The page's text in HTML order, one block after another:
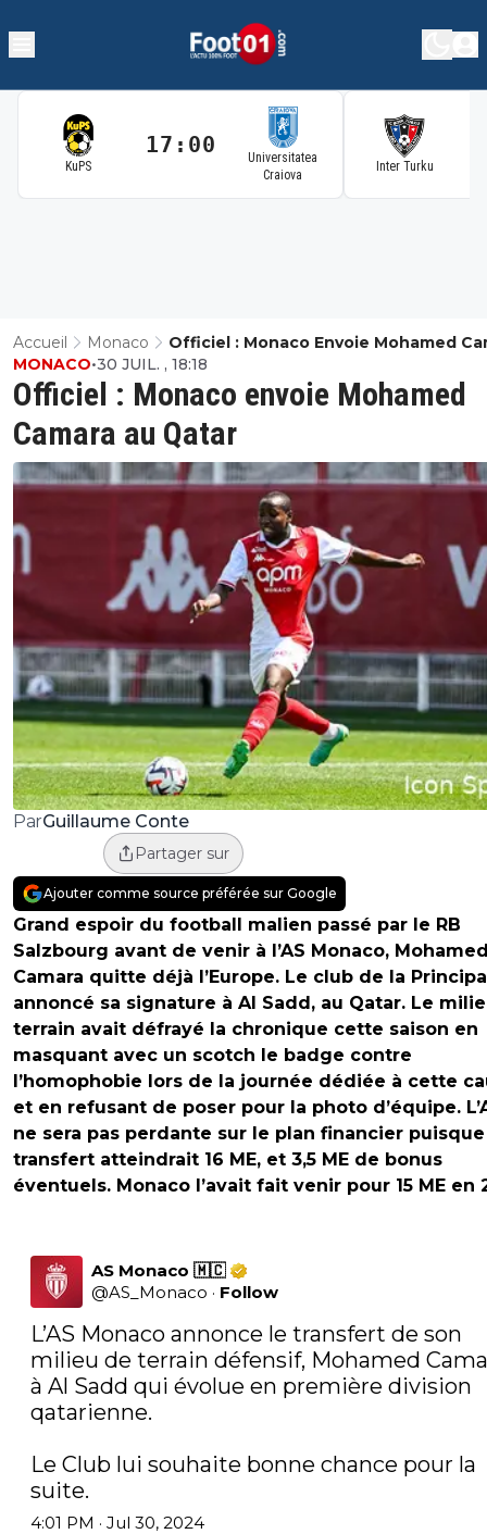
KuPS
17:00
Universitatea
Craiova
Inter Turku
Accueil Monaco
Officiel : Monaco Envoie Mohamed
Au Qatar
Officiel : Monaco envoie Mohamed
Camara au Qatar
MONACO•30 JUIL. , 18:18
ParGuillaume Conte
Partager sur
Ajouter comme source préférée sur Google
Grand espoir du football malien passé par le RB
Salzbourg avant de venir à l’AS Monaco,
Camara quitte déjà l’Europe. Le club de la
annoncé sa signature à Al Sadd, au Qatar. Le
terrain avait défrayé la chronique cette saison en
masquant avec un scotch le badge contre
l’homophobie lors de la journée dédiée à cette
et en refusant de poser pour la photo d’équipe.
ne sera pas perdante sur le plan financier
transfert atteindrait 16 ME, et 3,5 ME de bonus
éventuels. Monaco l’avait fait venir pour 15 ME en
AS Monaco 🇲🇨
@AS_Monaco · Follow
L’AS Monaco annonce le transfert de son
milieu de terrain défensif, Mohamed
à Al Sadd qui évolue en première division
qatarienne.
Le Club lui souhaite bonne chance pour la
suite.
4:01 PM · Jul 30, 2024